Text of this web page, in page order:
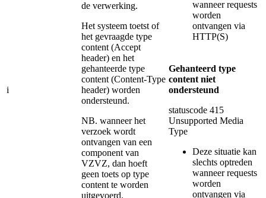
i
de verwerking.
Het systeem toetst of
het gevraagde type
content (Accept
header) en het
gehanteerde type
content (Content-Type
header) worden
ondersteund.
NB. wanneer het
verzoek wordt
ontvangen van een
component van
VZVZ, dan hoeft
geen toets op type
content te worden
uitgevoerd.
wanneer requests
worden
ontvangen via
HTTP(S)
Gehanteerd type
content niet
ondersteund
statuscode 415
Unsupported Media
Type
Deze situatie kan
slechts optreden
wanneer requests
worden
ontvangen via